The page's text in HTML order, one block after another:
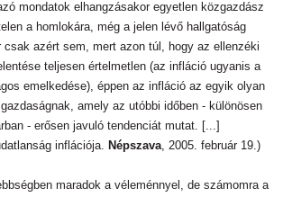
mondatok elhangzásakor egyetlen közgazdász
a homlokára, még a jelen lévő hallgatóság
csak azért sem, mert azon túl, hogy az ellenzéki
teljesen értelmetlen (az infláció ugyanis a
emelkedése), éppen az infláció az egyik olyan
amely az utóbbi időben - különösen
- erősen javuló tendenciát mutat. [...]
inflációja. Népszava, 2005. február 19.)
maradok a véleménnyel, de számomra a